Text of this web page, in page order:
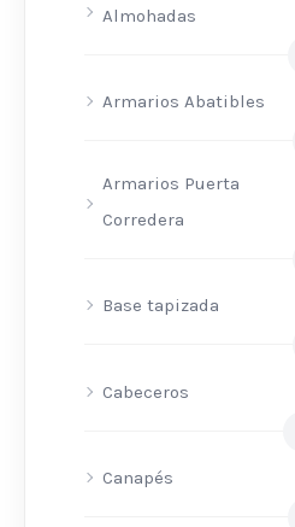
Almohadas
Armarios Abatibles
Armarios Puerta
Corredera
Base tapizada
Cabeceros
Canapés